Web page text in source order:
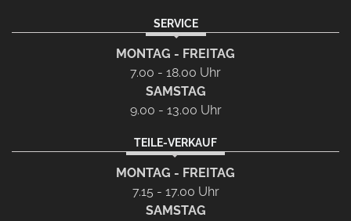
SERVICE
MONTAG - FREITAG
7.00 - 18.00 Uhr
SAMSTAG
9.00 - 13.00 Uhr
TEILE-VERKAUF
MONTAG - FREITAG
7.15 - 17.00 Uhr
SAMSTAG